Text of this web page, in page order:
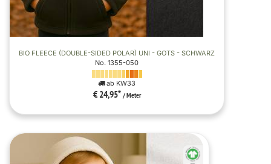
BIO FLEECE (DOUBLE-SIDED POLAR) UNI - GOTS - SCHWARZ
No. 1355-050
ab KW33
€ 24,95* / Meter